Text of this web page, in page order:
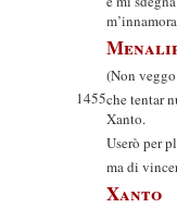
(Non
1455che tentar
Xanto.
Userò per
ma di
Xanto